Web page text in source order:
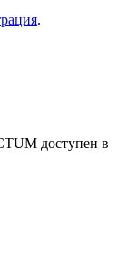
.
доступен в